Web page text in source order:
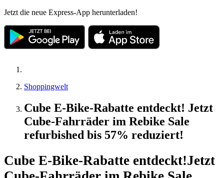
Jetzt die neue Express-App herunterladen!
Shoppingwelt
Cube E-Bike-Rabatte entdeckt! Jetzt
Cube-Fahrräder im Rebike Sale
refurbished bis 57% reduziert!
Cube E-Bike-Rabatte entdeckt!Jetzt